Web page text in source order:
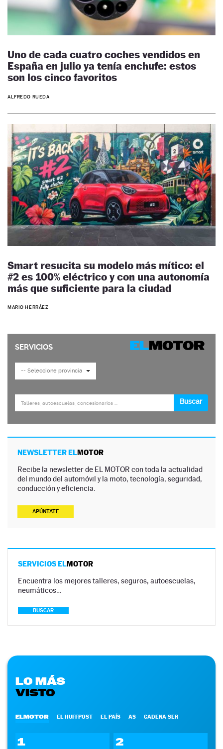
Uno de cada cuatro coches vendidos en
España en julio ya tenía enchufe: estos
son los cinco favoritos
ALFREDO RUEDA
Smart resucita su modelo más mítico: el
#2 es 100% eléctrico y con una autonomía
más que suficiente para la ciudad
MARIO HERRÁEZ
NEWSLETTER ELMOTOR
Recibe la newsletter de EL MOTOR con toda la actualidad
del mundo del automóvil y la moto, tecnología, seguridad,
conducción y eficiencia.
APÚNTATE
SERVICIOS ELMOTOR
Encuentra los mejores talleres, seguros, autoescuelas,
neumáticos…
BUSCAR
LO MÁS
VISTO
ELMOTOR EL HUFFPOST EL PAÍS AS CADENA SER
1 2